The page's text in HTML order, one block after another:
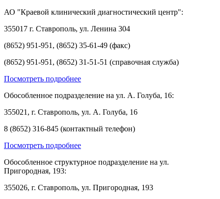
АО "Краевой клинический диагностический центр":
355017 г. Ставрополь, ул. Ленина 304
(8652) 951-951, (8652) 35-61-49 (факс)
(8652) 951-951, (8652) 31-51-51 (справочная служба)
Посмотреть подробнее
Обособленное подразделение на ул. А. Голуба, 16:
355021, г. Ставрополь, ул. А. Голуба, 16
8 (8652) 316-845 (контактный телефон)
Посмотреть подробнее
Обособленное структурное подразделение на ул.
Пригородная, 193:
355026, г. Ставрополь, ул. Пригородная, 193